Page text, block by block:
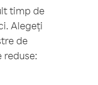
timp de
Alegeți
de